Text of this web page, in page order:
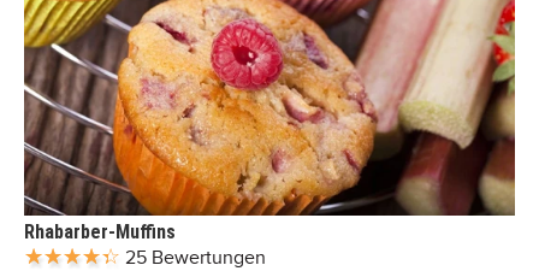
Rhabarber-Muffins
25 Bewertungen